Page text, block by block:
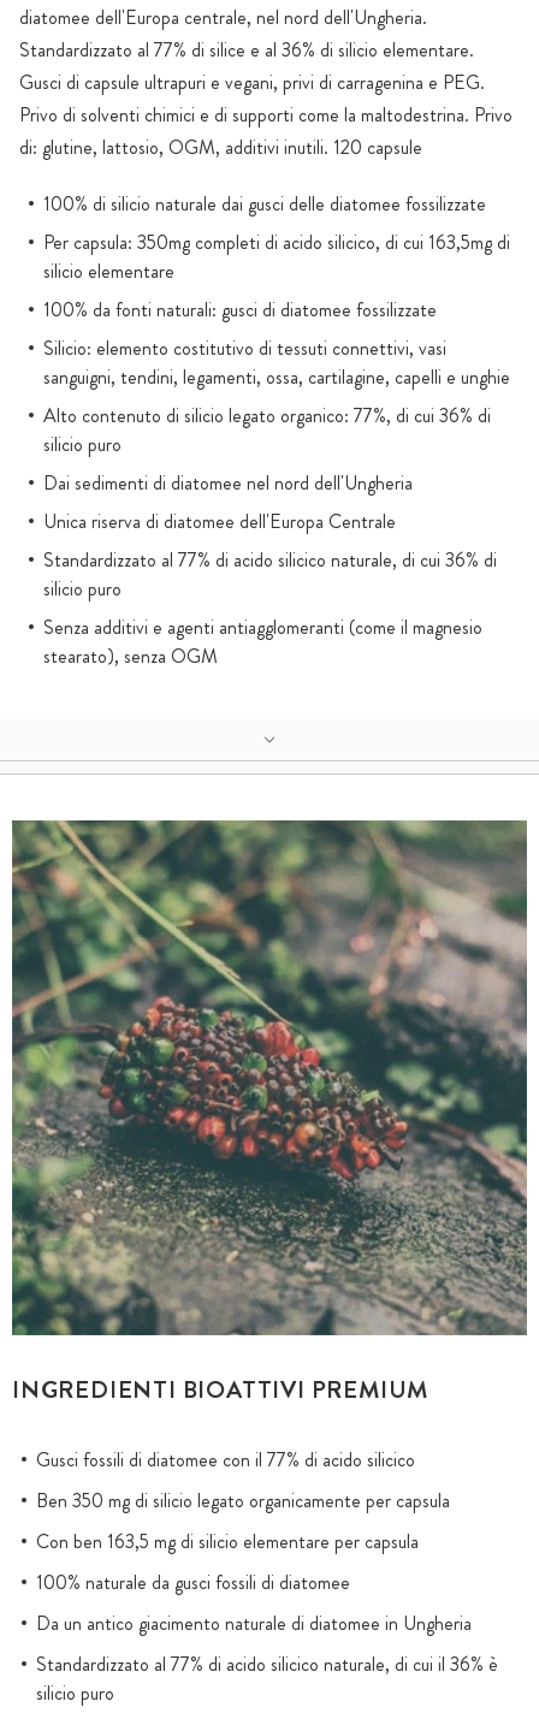
diatomee dell'Europa centrale, nel nord dell'Ungheria.
Standardizzato al 77% di silice e al 36% di silicio elementare.
Gusci di capsule ultrapuri e vegani, privi di carragenina e PEG.
Privo di solventi chimici e di supporti come la maltodestrina. Privo
di: glutine, lattosio, OGM, additivi inutili. 120 capsule
100% di silicio naturale dai gusci delle diatomee fossilizzate
Per capsula: 350mg completi di acido silicico, di cui 163,5mg di
silicio elementare
100% da fonti naturali: gusci di diatomee fossilizzate
Silicio: elemento costitutivo di tessuti connettivi, vasi
sanguigni, tendini, legamenti, ossa, cartilagine, capelli e unghie
Alto contenuto di silicio legato organico: 77%, di cui 36% di
silicio puro
Dai sedimenti di diatomee nel nord dell'Ungheria
Unica riserva di diatomee dell'Europa Centrale
Standardizzato al 77% di acido silicico naturale, di cui 36% di
silicio puro
Senza additivi e agenti antiagglomeranti (come il magnesio
stearato), senza OGM
INGREDIENTI BIOATTIVI PREMIUM
Gusci fossili di diatomee con il 77% di acido silicico
Ben 350 mg di silicio legato organicamente per capsula
Con ben 163,5 mg di silicio elementare per capsula
100% naturale da gusci fossili di diatomee
Da un antico giacimento naturale di diatomee in Ungheria
Standardizzato al 77% di acido silicico naturale, di cui il 36% è
silicio puro